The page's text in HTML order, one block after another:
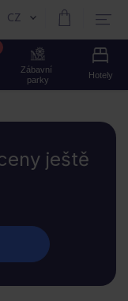
Aktuální jazyk:
CZ
Zábavní
parky
Hotely
ještě